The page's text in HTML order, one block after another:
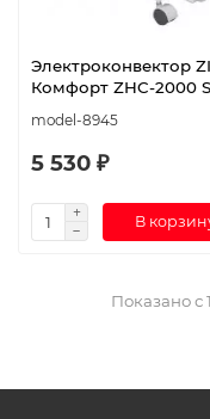
Электроконвектор
Комфорт ZHC-2000
model-8945
5 530 ₽
В
Показано с